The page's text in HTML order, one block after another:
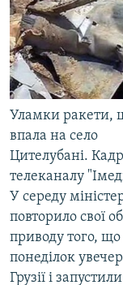
УКР
КТАТ
ДОЛУЧАЙСЯ!
Усі сайти RFE/
Уламки ракети,
впала на село
Цителубані. Кадр
телеканалу
У середу
повторило свої
приводу того, що
понеділок
Грузії і